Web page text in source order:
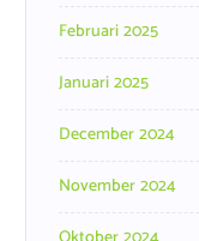
Februari 2025
Januari 2025
December 2024
November 2024